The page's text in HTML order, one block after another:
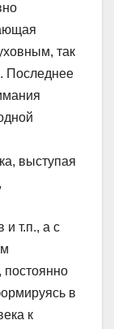
так
Последнее
выступая
и т.п., а с
в
к